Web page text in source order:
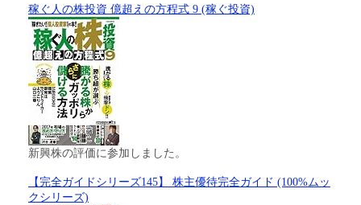
稼ぐ人の株投資 億超えの方程式 9 (稼ぐ投資)
新興株の評価に参加しました。
【完全ガイドシリーズ145】 株主優待完全ガイド (100%ムッ
クシリーズ)